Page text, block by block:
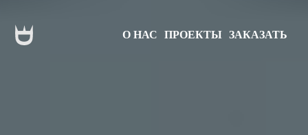
О НАС ПРОЕКТЫ ЗАКАЗАТЬ